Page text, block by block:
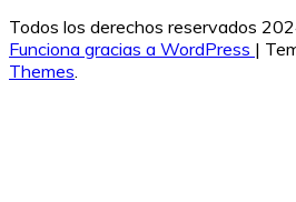
Todos los derechos reservados
Funciona gracias a WordPress |
Themes.